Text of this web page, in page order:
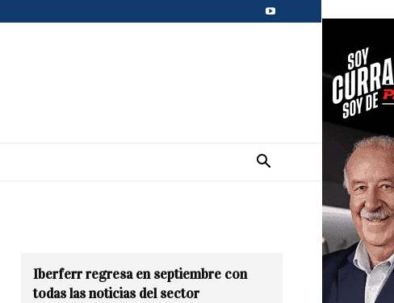
Iberferr regresa en septiembre con
todas las noticias del sector